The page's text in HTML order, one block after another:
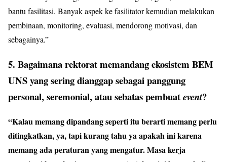
bantu fasilitasi. Banyak aspek ke fasilitator kemudian melakukan
pembinaan, monitoring, evaluasi, mendorong motivasi, dan
sebagainya.”
5. Bagaimana rektorat memandang ekosistem BEM
UNS yang sering dianggap sebagai panggung
personal, seremonial, atau sebatas pembuatevent?
“Kalau memang dipandang seperti itu berarti memang perlu
ditingkatkan, ya, tapi kurang tahu ya apakah ini karena
memang ada peraturan yang mengatur. Masa kerja